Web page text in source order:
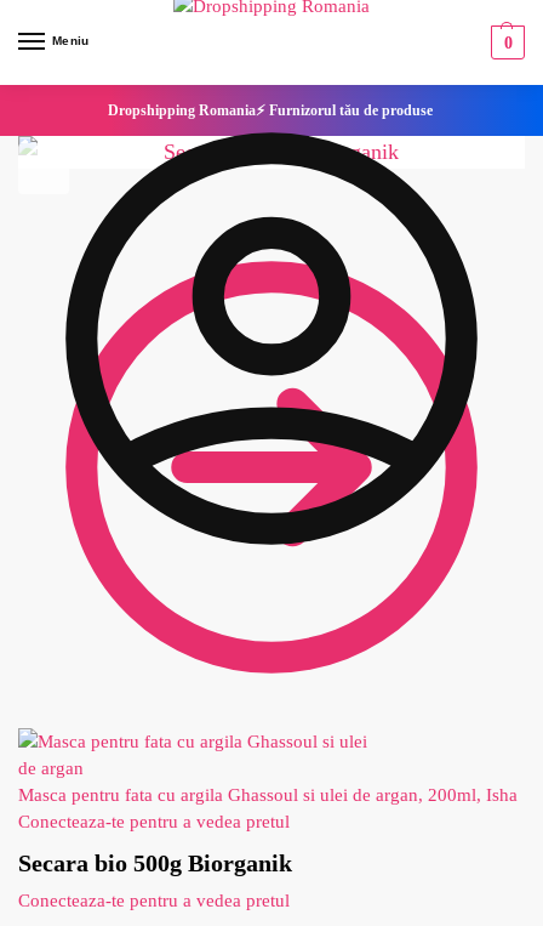
Meniu 0
Dropshipping Romania⚡ Furnizorul tău de produse
Masca pentru fata cu argila Ghassoul si ulei de argan, 200ml, Isha
Conecteaza-te pentru a vedea pretul
Secara bio 500g Biorganik
Conecteaza-te pentru a vedea pretul